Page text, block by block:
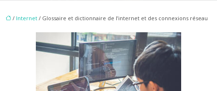
/ Internet / Glossaire et dictionnaire de l’internet et des connexions réseau